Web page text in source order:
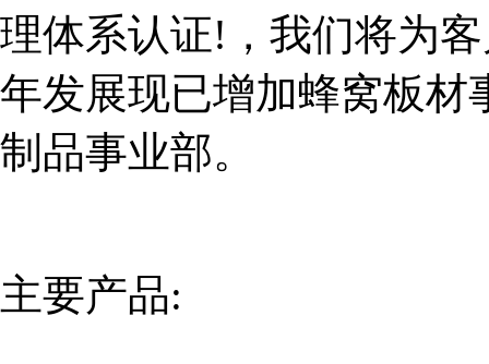
理体系认证!，我们将为
年发展现已增加蜂窝板材
制品事业部。
主要产品: